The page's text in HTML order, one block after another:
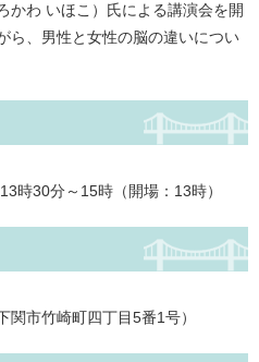
かわ いほこ）氏による講演会を開
ら、男性と女性の脳の違いについ
30分～15時（開場：13時）
竹崎町四丁目5番1号）